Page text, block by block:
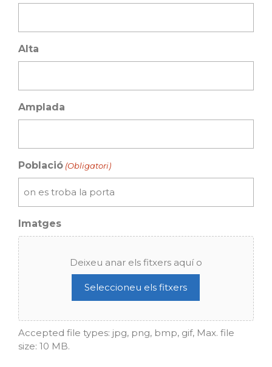
Alta
Amplada
Població (Obligatori)
Imatges
Deixeu anar els fitxers aquí o
Seleccioneu els fitxers
Accepted file types: jpg, png, bmp, gif, Max. file
size: 10 MB.